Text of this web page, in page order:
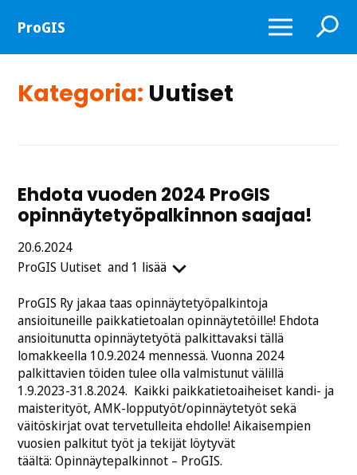
ProGIS Näytä
tai
valikko
Näytä
tai
haku
Kategoria: Uutiset
Ehdota vuoden 2024 ProGIS
opinnäytetyöpalkinnon saajaa!
Julkaistu
20.6.2024
Kategoriat:
ProGIS Uutiset and 1 lisää
ProGIS Ry jakaa taas opinnäytetyöpalkintoja
ansioituneille paikkatietoalan opinnäytetöille! Ehdota
ansioitunutta opinnäytetyötä palkittavaksi tällä
lomakkeella 10.9.2024 mennessä. Vuonna 2024
palkittavien töiden tulee olla valmistunut välillä
1.9.2023-31.8.2024. Kaikki paikkatietoaiheiset kandi- ja
maisterityöt, AMK-lopputyöt/opinnäytetyöt sekä
väitöskirjat ovat tervetulleita ehdolle! Aikaisempien
vuosien palkitut työt ja tekijät löytyvät
täältä: Opinnäytepalkinnot – ProGIS.